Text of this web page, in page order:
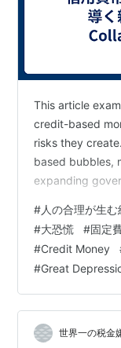
This article
credit-based
risks they
based bubbles,
expanding
#人の合理が生
#大恐慌 #固定
#Credit Money
#Great
世界一の税金